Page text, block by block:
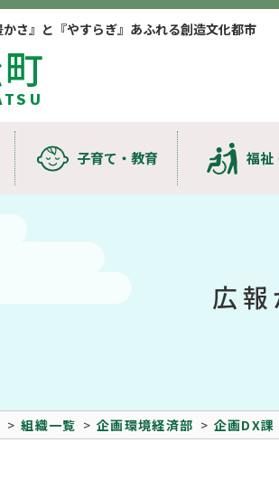
さ』と『やすらぎ』あふれる創造文化都市
子育て・教育 福祉
広
組織一覧 企画環境経済部 企画DX課